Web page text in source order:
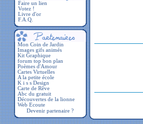
Faire un lien
Votez !
Livre d'or
F.A.Q.
Devenir partenaire ?